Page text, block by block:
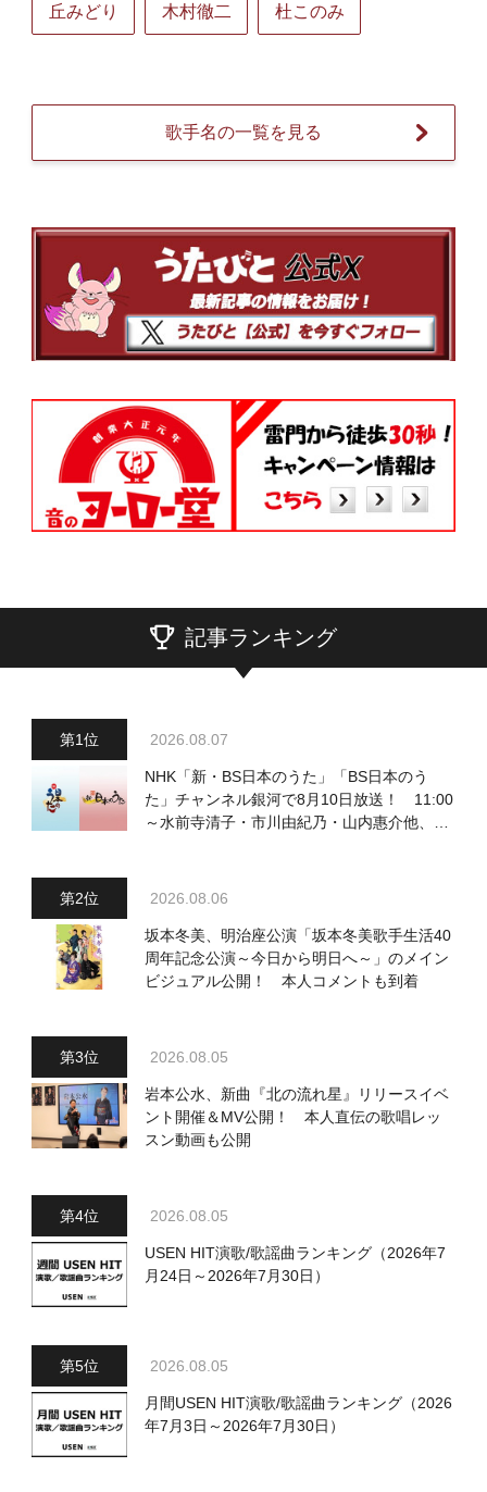
丘みどり 木村徹二 杜このみ
歌手名の一覧を見る
記事ランキング
2026.08.07
NHK「新・BS日本のうた」「BS日本のう
た」チャンネル銀河で8月10日放送！ 11:00
～水前寺清子・市川由紀乃・山内惠介他、
2026.08.06
坂本冬美、明治座公演「坂本冬美歌手生活40
周年記念公演～今日から明日へ～」のメイン
ビジュアル公開！ 本人コメントも到着
2026.08.05
岩本公水、新曲『北の流れ星』リリースイベ
ント開催＆MV公開！ 本人直伝の歌唱レッ
スン動画も公開
2026.08.05
USEN HIT演歌/歌謡曲ランキング（2026年7
月24日～2026年7月30日）
2026.08.05
月間USEN HIT演歌/歌謡曲ランキング（2026
年7月3日～2026年7月30日）